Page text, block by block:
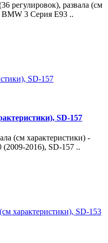
регулировок), развала (см
BMW 3 Серия E93 ..
SD-157
(см характеристики) -
2016), SD-157 ..